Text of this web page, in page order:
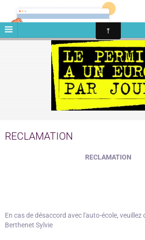
ABS
RECLAMATION
RECLAMATION
En cas de désaccord avec l'auto-école, veuillez
Berthenet Sylvie